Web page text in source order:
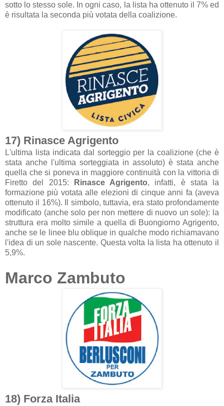
sotto lo stesso sole. In ogni caso, la lista ha ottenuto il 7% ed
è risultata la seconda più votata della coalizione.
17) Rinasce Agrigento
L'ultima lista indicata dal sorteggio per la coalizione (che è
stata anche l'ultima sorteggiata in assoluto) è stata anche
quella che si poneva in maggiore continuità con la vittoria di
Firetto del 2015:
Rinasce Agrigento, infatti, è stata la
formazione più votata alle elezioni di cinque anni fa (aveva
ottenuto il 16%). Il simbolo, tuttavia, era stato profondamente
modificato (anche solo per non mettere di nuovo un sole): la
struttura era molto simile a quella di Buongiorno Agrigento,
anche se le linee blu oblique in qualche modo richiamavano
l'idea di un sole nascente. Questa volta la lista ha ottenuto il
5,9%.
Marco Zambuto
18) Forza Italia